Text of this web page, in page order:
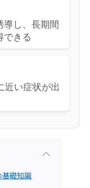
導し、長期間
できる
近い症状が出
基礎知識